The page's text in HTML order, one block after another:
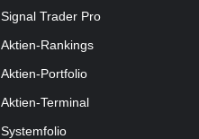
Signal Trader Pro
Aktien-Rankings
Aktien-Portfolio
Aktien-Terminal
Systemfolio